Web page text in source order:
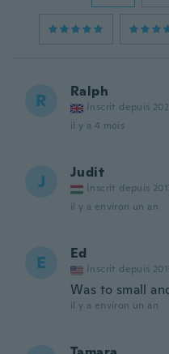
R Ralph
Inscrit depuis
il y a 4 mois
J Judit
Inscrit depuis
il y a environ un an
E Ed
Inscrit depuis
Was to small
il y a environ un an